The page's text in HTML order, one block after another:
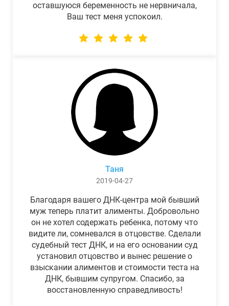
оставшуюся беременность не нервничала,
Ваш тест меня успокоил.
Таня
2019-04-27
Благодаря вашего ДНК-центра мой бывший
муж теперь платит алименты. Добровольно
он не хотел содержать ребенка, потому что
видите ли, сомневался в отцовстве. Сделали
судебный тест ДНК, и на его основании суд
установил отцовство и вынес решение о
взыскании алиментов и стоимости теста на
ДНК, бывшим супругом. Спасибо, за
восстановленную справедливость!